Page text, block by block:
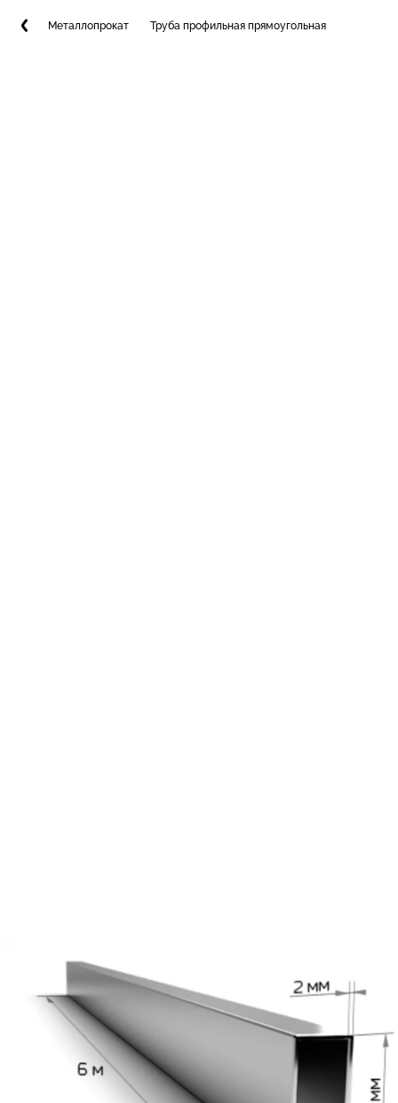
Металлопрокат Труба профильная прямоугольная